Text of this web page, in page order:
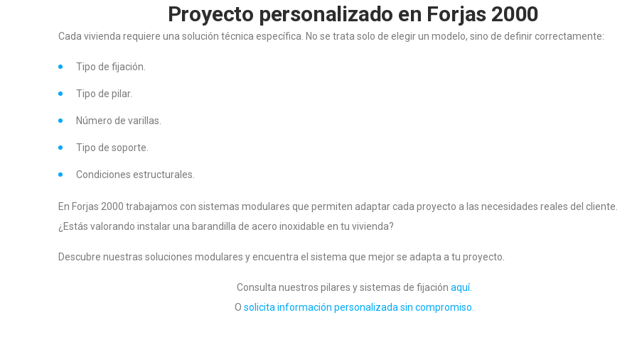
Proyecto personalizado en Forjas 2000
Cada vivienda requiere una solución técnica específica. No se trata solo de elegir un modelo, sino de definir correctamente:
Tipo de fijación.
Tipo de pilar.
Número de varillas.
Tipo de soporte.
Condiciones estructurales.
En Forjas 2000 trabajamos con sistemas modulares que permiten adaptar cada proyecto a las necesidades reales del cliente.
¿Estás valorando instalar una barandilla de acero inoxidable en tu vivienda?
Descubre nuestras soluciones modulares y encuentra el sistema que mejor se adapta a tu proyecto.
Consulta nuestros pilares y sistemas de fijación aquí.
O solicita información personalizada sin compromiso.